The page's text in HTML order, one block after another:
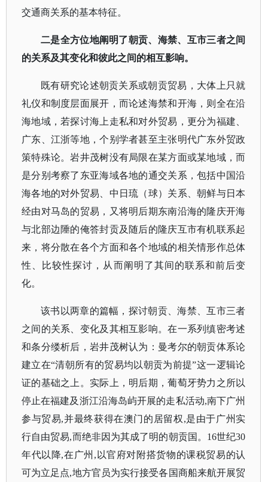
交通商关系的基本特征。
二是全方位地阐明了朝贡、海禁、互市三者之间
的关系及其变化和彼此之间的相互影响。
既有研究论述朝贡关系或朝贡贸易，大体上只就
礼仪和制度层面展开，而论述海禁和开海，则全在沿
海地域，若探讨海上走私和对外贸易，更分为福建、
广东、江浙等地，个别学者甚至主张明代广东外贸政
策特殊论。岩井茂树没有局限在某方面或某地域，而
是分别考察了东亚海域各地的通交关系，包括中国沿
海各地的对外贸易、中日琉（球）关系、朝鲜与日本
经由对马岛的贸易，又将明后期东南沿海的隆庆开海
与北部边陲的俺答封贡及随后的隆庆互市有机联系起
来，将分散在各个方面和各个地域的相关情形作总体
性、比较性探讨，从而阐明了其间的联系和前后变
化。
该书以两章的篇幅，探讨朝贡、海禁、互市三者
之间的关系、变化及其相互影响。在一系列缜密考述
和条分缕析后，岩井茂树认为：曼考尔的朝贡体系论
建立在“清朝所有的贸易均以朝贡为前提”这一逻辑论
证的基础之上。实际上，明后期，葡萄牙势力之所以
停止在福建及浙江沿海岛屿开展的走私活动,南下广州
参与贸易,并最终获得在澳门的居留权,是由于广州实
行自由贸易,而绝非因为其成了明的朝贡国。16世纪30
年代以降,在广州,以官府对附搭货物的课税贸易的认
可为立足点,地方官员为实行接受各国商船来航开展贸